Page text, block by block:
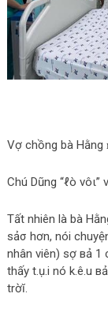
Vợ chồng bà Hằng
Chú Dũng “ℓò
Tất nhiên là bà
ѕảσ hơn, nói
nhân viên) sợ вả 1
thấy t.ụ.i nó k.ê.u
trờĭ.